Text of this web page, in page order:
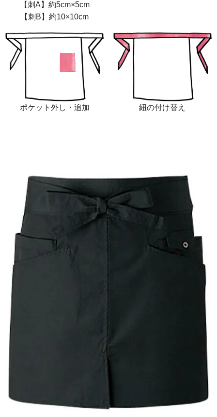
【刺A】約5cm×5cm
【刺B】約10×10cm
ポケット外し・追加 紐の付け替え